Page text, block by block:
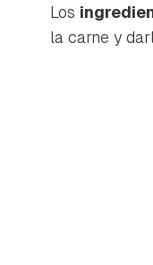
Los
la carne y